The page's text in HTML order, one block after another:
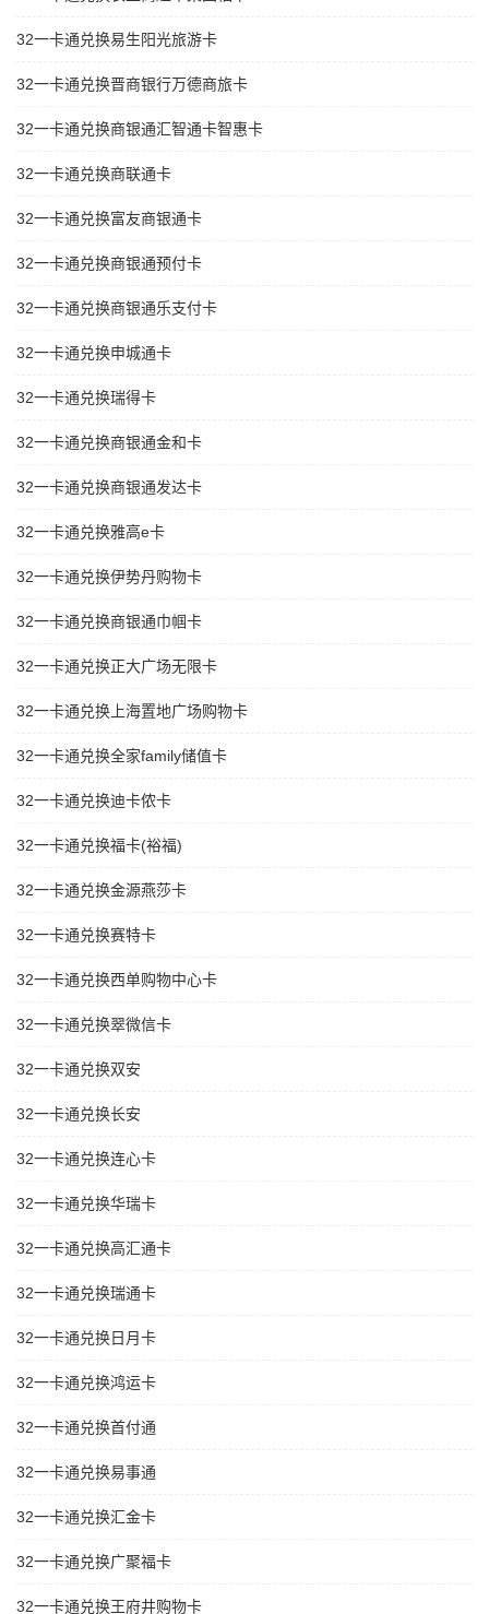
32一卡通兑换易生阳光旅游卡
32一卡通兑换晋商银行万德商旅卡
32一卡通兑换商银通汇智通卡智惠卡
32一卡通兑换商联通卡
32一卡通兑换富友商银通卡
32一卡通兑换商银通预付卡
32一卡通兑换商银通乐支付卡
32一卡通兑换申城通卡
32一卡通兑换瑞得卡
32一卡通兑换商银通金和卡
32一卡通兑换商银通发达卡
32一卡通兑换雅高e卡
32一卡通兑换伊势丹购物卡
32一卡通兑换商银通巾帼卡
32一卡通兑换正大广场无限卡
32一卡通兑换上海置地广场购物卡
32一卡通兑换全家family储值卡
32一卡通兑换迪卡侬卡
32一卡通兑换福卡(裕福)
32一卡通兑换金源燕莎卡
32一卡通兑换赛特卡
32一卡通兑换西单购物中心卡
32一卡通兑换翠微信卡
32一卡通兑换双安
32一卡通兑换长安
32一卡通兑换连心卡
32一卡通兑换华瑞卡
32一卡通兑换高汇通卡
32一卡通兑换瑞通卡
32一卡通兑换日月卡
32一卡通兑换鸿运卡
32一卡通兑换首付通
32一卡通兑换易事通
32一卡通兑换汇金卡
32一卡通兑换广聚福卡
32一卡通兑换王府井购物卡